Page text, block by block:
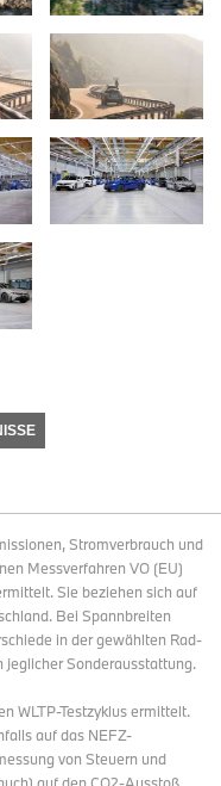
Stromverbrauch und
Messverfahren VO (EU)
Sie beziehen sich auf
Bei Spannbreiten
in der gewählten Rad-
jeglicher Sonderausstattung.
WLTP-Testzyklus ermittelt.
auf das NEFZ-
von Steuern und